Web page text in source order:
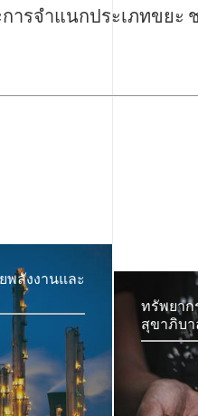
ารจำแนกประเภทขย
พลังงานและ
ทรัพยาก
สุขาภิบา